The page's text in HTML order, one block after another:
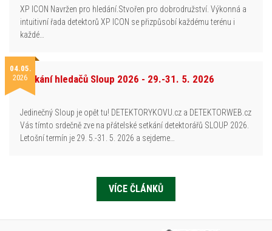
XP ICON Navržen pro hledání.Stvořen pro dobrodružství. Výkonná a
intuitivní řada detektorů XP ICON se přizpůsobí každému terénu i
každé…
04.05.
2026Setkání hledačů Sloup 2026 - 29.-31. 5. 2026
Jedinečný Sloup je opět tu! DETEKTORYKOVU.cz a DETEKTORWEB.cz
Vás tímto srdečně zve na přátelské setkání detektorářů SLOUP 2026.
Letošní termín je 29. 5.-31. 5. 2026 a sejdeme…
VÍCE ČLÁNKŮ